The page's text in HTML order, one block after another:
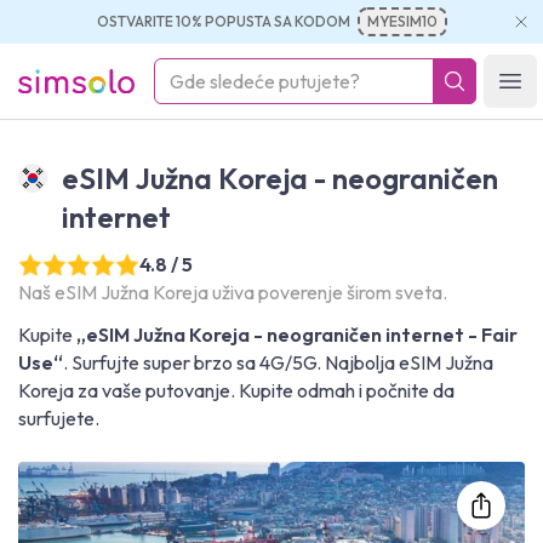
OSTVARITE 10% POPUSTA SA KODOM MYESIM10
simsolo
eSIM Južna Koreja - neograničen
internet
4.8 / 5
Naš eSIM Južna Koreja uživa poverenje širom sveta.
Kupite „eSIM Južna Koreja - neograničen internet - Fair
Use“. Surfujte super brzo sa 4G/5G. Najbolja eSIM Južna
Koreja za vaše putovanje. Kupite odmah i počnite da
surfujete.